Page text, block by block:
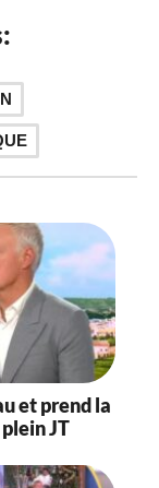
et prend la
JT